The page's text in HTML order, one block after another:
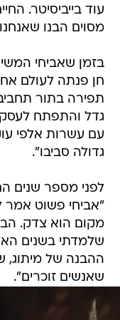
עוד בייביסיטר.
מסוים הבנו
בזמן שאביחי
חן פנתה לעולם
תפירה בתור
גדל והתפתח לעסק
עם עשרות אלפי
גדולה סביבו".
לפני מספר שנים
"אביחי פשוט אמר
מקום הוא צדק.
שלמדתי בשנים
ההבנה של מיתוג,
שאנשים זוכרים".